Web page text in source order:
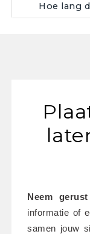
Hoe lang
Neem
informatie of
samen jouw